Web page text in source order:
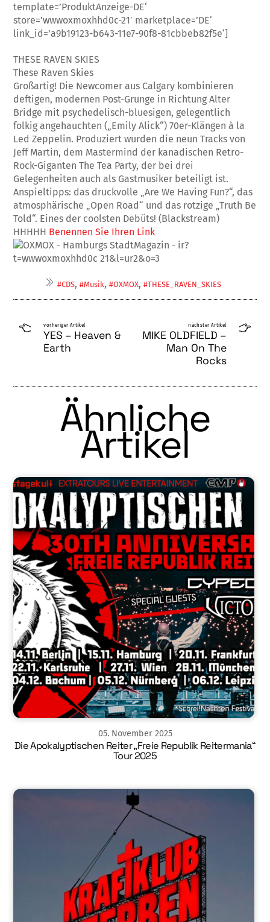
template=’ProduktAnzeige-DE‘
store=’wwwoxmoxhhd0c-21′ marketplace=’DE‘
link_id=’a9b19123-b643-11e7-90f8-81cbbeb82f5e‘]
THESE RAVEN SKIES
These Raven Skies
Großartig! Die Newcomer aus Calgary kom­binieren
deftigen, modernen Post-Grunge in Richtung Alter
Bridge mit psychedelisch-bluesigen, gelegentlich
folkig angehauchten („Emily Alick“) 70er-Klängen à la
Led Zep­pelin. Produziert wurden die neun Tracks von
Jeff Martin, dem Mastermind der kanadi­schen Retro-
Rock-Giganten The Tea Party, der bei drei
Gelegenheiten auch als Gastmu­siker beteiligt ist.
Anspieltipps: das druck­volle „Are We Having Fun?“, das
atmosphä­rische „Open Road“ und das rotzige „Truth Be
Told“. Eines der coolsten Debüts! (Black­stream)
HHHHH Benennen Sie Ihren Link
#CDS, #Musik, #OXMOX, #THESE_RAVEN_SKIES
vorheriger Artikel
YES – Heaven &
Earth
nächster Artikel
MIKE OLDFIELD –
Man On The
Rocks
Ähnliche
Artikel
05. November 2025
Die Apokalyptischen Reiter „Freie Republik Reitermania“
Tour 2025